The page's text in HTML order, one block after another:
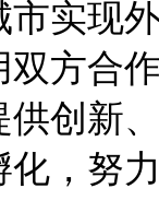
实现
方合
创新
，努